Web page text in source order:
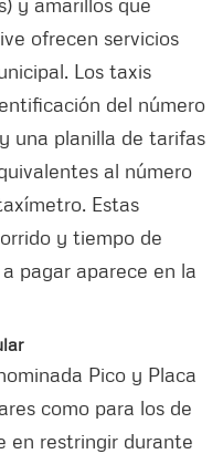
ofrecen servicios
Los taxis
del número
una planilla de tarifas
al número
Estas
y tiempo de
pagar aparece en la
Pico y Placa
como para los de
en restringir durante